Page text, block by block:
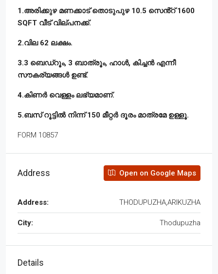
1.അരിക്കുഴ മണക്കാട് തൊടുപുഴ 10.5 സെൻ്റ് 1600
SQFT വീട് വില്പനക്ക്.
2.വില 62 ലക്ഷം.
3.3 ബെഡ്‌റൂം, 3 ബാത്രൂം, ഹാൾ, കിച്ചൻ എന്നീ
സൗകര്യങ്ങൾ ഉണ്ട്.
4.കിണർ വെള്ളം ലഭ്യമാണ്.
5.ബസ് റൂട്ടിൽ നിന്ന് 150 മീറ്റർ ദൂരം മാത്രമേ ഉള്ളൂ.
FORM 10857
Address Open on Google Maps
Address: THODUPUZHA,ARIKUZHA
City: Thodupuzha
Details